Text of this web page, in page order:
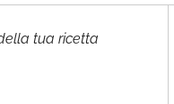
tua ricetta